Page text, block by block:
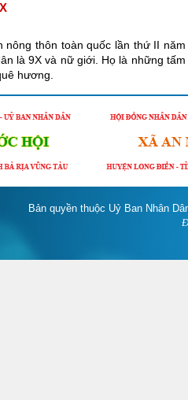
nông thôn toàn quốc lần thứ II năm
là 9X và nữ giới. Họ là những tấm
hương.
Bản quyền thuộc Uỷ Ban Nhân